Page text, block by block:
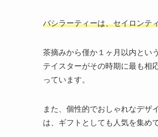
バシラーティーは、セイロンテ
茶摘みから僅か１ヶ月以内とい
テイスターがその時期に最も相
っています。
また、個性的でおしゃれなデザ
は、ギフトとしても人気を集め